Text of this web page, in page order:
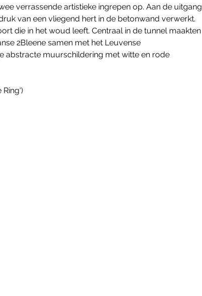
verrassende artistieke ingrepen op. Aan de uitgang
van een vliegend hert in de betonwand verwerkt.
die in het woud leeft. Centraal in de tunnel maakten
2Bleene samen met het Leuvense
abstracte muurschildering met witte en rode
Ring')